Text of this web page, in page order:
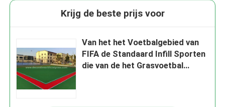
Krijg de beste prijs voor
Van het het Voetbalgebied van
FIFA de Standaard Infill Sporten
die van de het Grasvoetbal